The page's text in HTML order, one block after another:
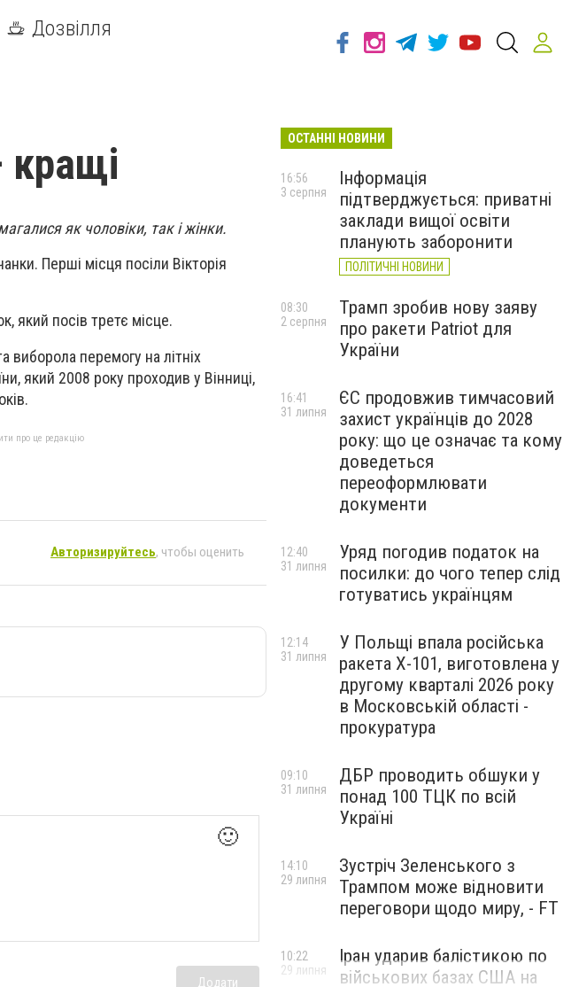
Дозвілля
кращі
як чоловіки, так і жінки.
Перші місця посіли Вікторія
який посів третє місце.
виборола перемогу на літніх
який 2008 року проходив у Вінниці,
про це редакцію
Авторизируйтесь, чтобы оценить
🙂
Додати
ОСТАННІ НОВИНИ
Інформація
підтверджується: приватні
заклади вищої освіти
планують заборонити
ПОЛІТИЧНІ НОВИНИ
16:56
3 серпня
Трамп зробив нову заяву
про ракети Patriot для
України
08:30
2 серпня
ЄС продовжив тимчасовий
захист українців до 2028
року: що це означає та кому
доведеться
переоформлювати
документи
16:41
31 липня
Уряд погодив податок на
посилки: до чого тепер слід
готуватись українцям
12:40
31 липня
У Польщі впала російська
ракета X-101, виготовлена у
другому кварталі 2026 року
в Московській області -
прокуратура
12:14
31 липня
ДБР проводить обшуки у
понад 100 ТЦК по всій
Україні
09:10
31 липня
Зустріч Зеленського з
Трампом може відновити
переговори щодо миру, - FT
14:10
29 липня
Іран ударив балістикою по
військових базах США на
10:22
29 липня